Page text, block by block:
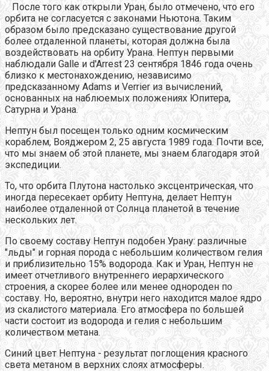
После того как открыли Уран, было отмечено, что его
орбита не согласуется с законами Ньютона. Таким
образом было предсказано существование другой
более отдаленной планеты, которая должна была
воздействовать на орбиту Урана. Нептун первыми
наблюдали Galle и d'Arrest 23 сентября 1846 года очень
близко к местонахождению, независимо
предсказанному Adams и Verrier из вычислений,
основанных на наблюемых положениях Юпитера,
Сатурна и Урана.
Нептун был посещен только одним космическим
кораблем, Вояджером 2, 25 августа 1989 года. Почти все,
что мы знаем об этой планете, мы знаем благодаря этой
экспедиции.
То, что орбита Плутона настолько эксцентрическая, что
иногда пересекает орбиту Нептуна, делает Нептун
наиболее отдаленной от Солнца планетой в течение
нескольких лет.
По своему составу Нептун подобен Урану: различные
"льды" и горная порода с небольшим количеством гелия
и приблизительно 15% водорода. Как и Уран, Нептун не
имеет отчетливого внутреннего иерархического
строения, а скорее более или менее однороден по
составу. Но, вероятно, внутри него находится малое ядро
из скалистого материала. Его атмосфера по большей
части состоит из водорода и гелия с небольшим
количеством метана.
Синий цвет Нептуна - результат поглощения красного
света метаном в верхних слоях атмосферы.